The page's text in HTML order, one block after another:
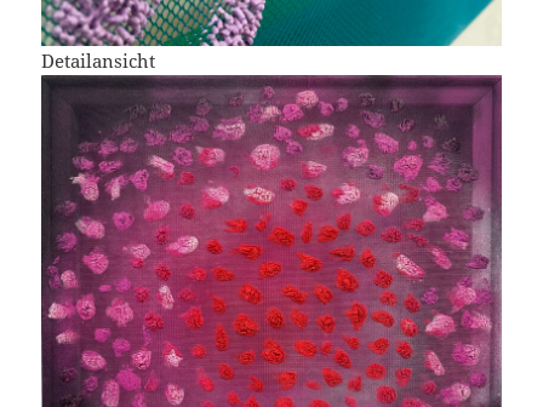
Detailansicht